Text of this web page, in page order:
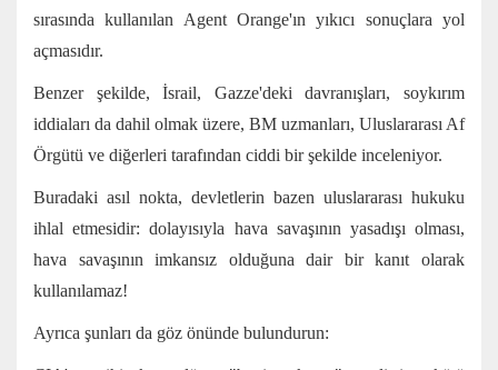
sırasında kullanılan Agent Orange'ın yıkıcı sonuçlara yol
açmasıdır.
Benzer şekilde, İsrail, Gazze'deki davranışları, soykırım
iddiaları da dahil olmak üzere, BM uzmanları, Uluslararası Af
Örgütü ve diğerleri tarafından ciddi bir şekilde inceleniyor.
Buradaki asıl nokta, devletlerin bazen uluslararası hukuku
ihlal etmesidir: dolayısıyla hava savaşının yasadışı olması,
hava savaşının imkansız olduğuna dair bir kanıt olarak
kullanılamaz!
Ayrıca şunları da göz önünde bulundurun: